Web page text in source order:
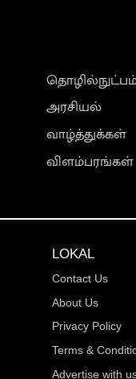
அரசியல்
வாழ்த்துக்கள்
விளம்பரங்கள்
LOKAL
Contact Us
About Us
Privacy Policy
Terms &
Advertise with